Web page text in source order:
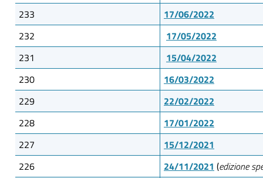
233
17/06/2022
232
17/05/2022
231
15/04/2022
230
16/03/2022
229
22/02/2022
228
17/01/2022
227
15/12/2021
226
24/11/2021 (edizione